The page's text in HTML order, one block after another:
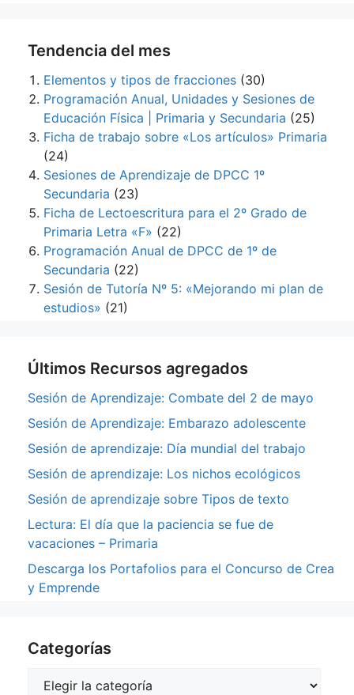
Tendencia del mes
Elementos y tipos de fracciones (30)
Programación Anual, Unidades y Sesiones de
Educación Física | Primaria y Secundaria (25)
Ficha de trabajo sobre «Los artículos» Primaria
(24)
Sesiones de Aprendizaje de DPCC 1º
Secundaria (23)
Ficha de Lectoescritura para el 2º Grado de
Primaria Letra «F» (22)
Programación Anual de DPCC de 1º de
Secundaria (22)
Sesión de Tutoría Nº 5: «Mejorando mi plan de
estudios» (21)
Últimos Recursos agregados
Sesión de Aprendizaje: Combate del 2 de mayo
Sesión de Aprendizaje: Embarazo adolescente
Sesión de aprendizaje: Día mundial del trabajo
Sesión de aprendizaje: Los nichos ecológicos
Sesión de aprendizaje sobre Tipos de texto
Lectura: El día que la paciencia se fue de
vacaciones – Primaria
Descarga los Portafolios para el Concurso de Crea
y Emprende
Categorías
Categorías